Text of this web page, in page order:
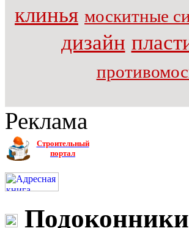
клинья москитные
дизайн
Реклама
Строительный
портал